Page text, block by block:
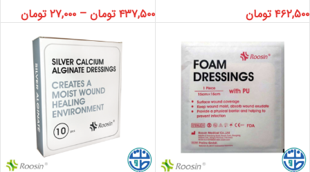
۴۶۲,۵۰۰ تومان ۴۳۷,۵۰۰ تومان – ۲۷,۰۰۰ تومان